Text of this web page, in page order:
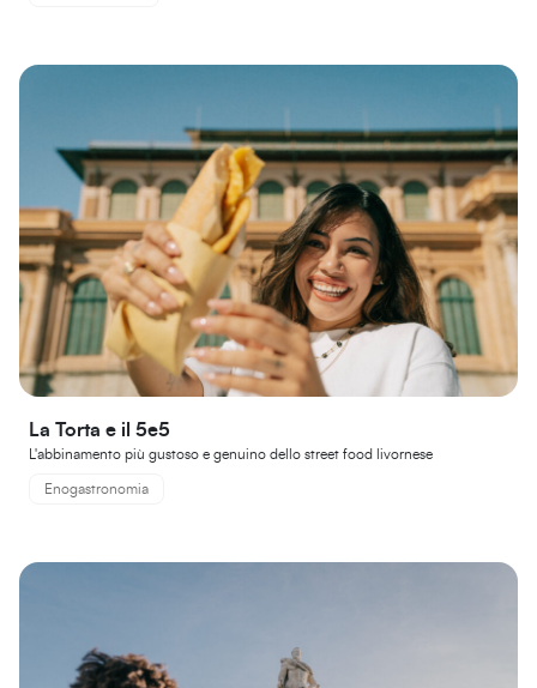
La Torta e il 5e5
L'abbinamento più gustoso e genuino dello street food livornese
Enogastronomia